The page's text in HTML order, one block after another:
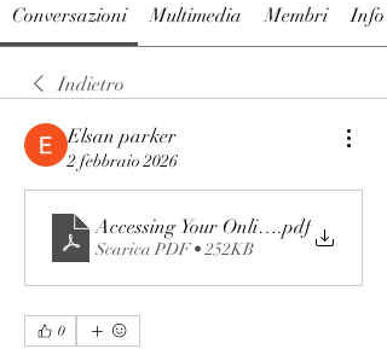
Conversazioni Multimedia Membri Info
Indietro
Elsan parker
2 febbraio 2026
Accessing Your Online Slot Gaming
.pdf
Scarica PDF • 252KB
0